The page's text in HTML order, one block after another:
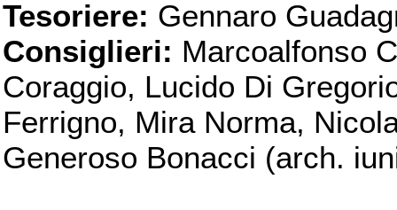
Tesoriere: Gennaro
Consiglieri: Marcoalfonso
Coraggio, Lucido Di
Ferrigno, Mira Norma,
Generoso Bonacci (arch.